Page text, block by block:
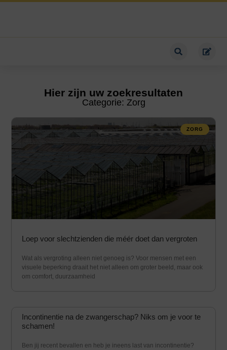
Hier zijn uw zoekresultaten
Categorie: Zorg
ZORG
Loep voor slechtzienden die méér doet dan vergroten
Wat als vergroting alleen niet genoeg is? Voor mensen met een
visuele beperking draait het niet alleen om groter beeld, maar ook
om comfort, duurzaamheid
Incontinentie na de zwangerschap? Niks om je voor te
schamen!
Ben jij recent bevallen en heb je ineens last van incontinentie?